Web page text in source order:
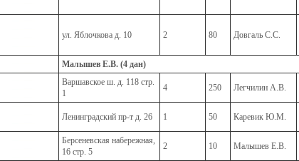
ул. Яблочкова д. 10 2 80 Довгаль С.С.
Малышев Е.В. (4 дан)
Варшавское ш. д. 118 стр.
1
4 250 Легчилин А.В.
Ленинградский пр-т д. 26 1 50 Каревик Ю.М.
Берсеневская набережная,
16 стр. 5
2 10 Малышев Е.В.